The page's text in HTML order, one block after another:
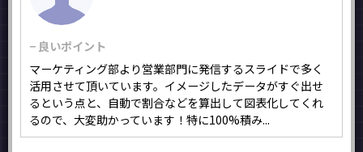
− 良いポイント
マーケティング部より営業部門に発信するスライドで多く
活用させて頂いています。イメージしたデータがすぐ出せ
るという点と、自動で割合などを算出して図表化してくれ
るので、大変助かっています！特に100%積み...